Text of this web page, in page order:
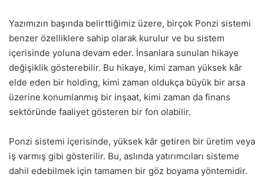
Yazımızın başında belirttiğimiz üzere, birçok Ponzi sistemi
benzer özelliklere sahip olarak kurulur ve bu sistem
içerisinde yoluna devam eder. İnsanlara sunulan hikaye
değişiklik gösterebilir. Bu hikaye, kimi zaman yüksek kâr
elde eden bir holding, kimi zaman oldukça büyük bir arsa
üzerine konumlanmış bir inşaat, kimi zaman da finans
sektöründe faaliyet gösteren bir fon olabilir.
Ponzi sistemi içerisinde, yüksek kâr getiren bir üretim veya
iş varmış gibi gösterilir. Bu, aslında yatırımcıları sisteme
dahil edebilmek için tamamen bir göz boyama yöntemidir.